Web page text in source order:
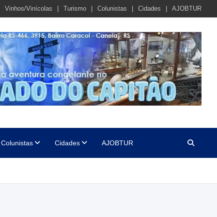
Vinhos/Vinícolas Turismo Colunistas Cidades AJOBTUR
Colunistas Cidades AJOBTUR